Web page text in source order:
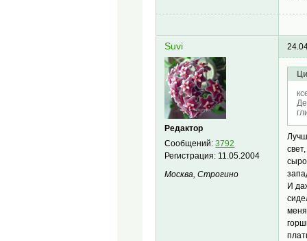
Suvi
Редактор
Сообщений:3792
Регистрация: 11.05.2004
Москва, Строгино
И